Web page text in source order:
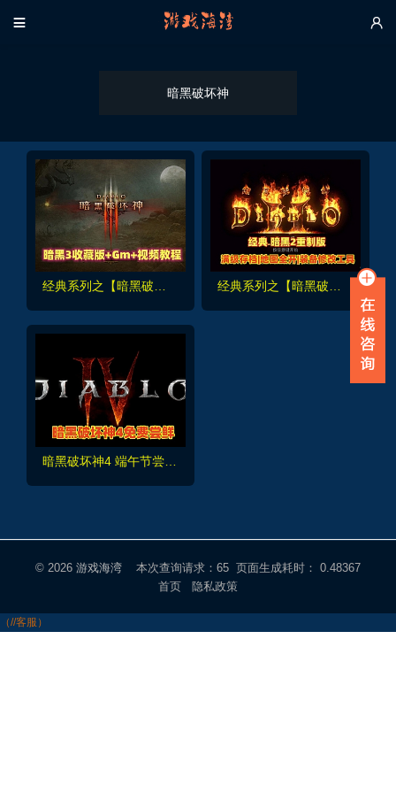
 
暗黑破坏神
经典系列之【暗黑破坏神3】全DLC+中文语音 +录制详细安装使用视频 经典系列之【暗黑破坏神2重置版】满级人物存档,地图全开及装备修改发送工具
© 2026 游戏海湾 本次查询请求：65 页面生成耗时： 0.48367
首页
隐私政策
（//客服）